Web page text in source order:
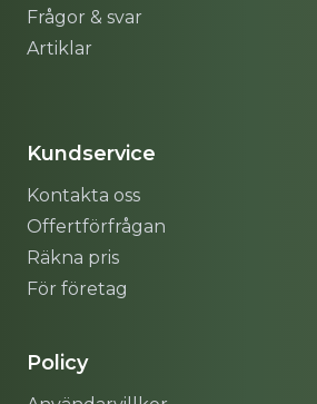
Frågor & svar
Artiklar
Kundservice
Kontakta oss
Offertförfrågan
Räkna pris
För företag
Policy